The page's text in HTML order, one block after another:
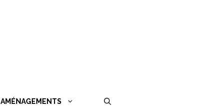
AMÉNAGEMENTS